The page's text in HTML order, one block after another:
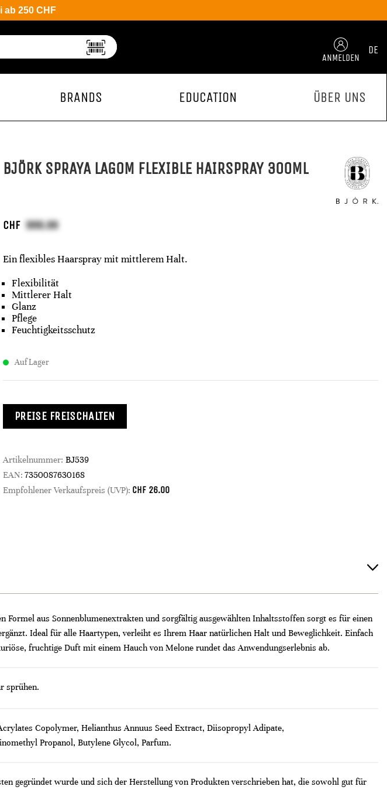
ab 250 CHF
ANMELDEN
DE
BRANDS EDUCATION ÜBER UNS
BJÖRK SPRAYA LAGOM FLEXIBLE HAIRSPRAY 300ML
CHF
Ein flexibles Haarspray mit mittlerem Halt.
Flexibilität
Mittlerer Halt
Glanz
Pflege
Feuchtigkeitsschutz
Auf Lager
PREISE FREISCHALTEN
Artikelnummer: BJ539
EAN: 7350087630168
Empfohlener Verkaufspreis (UVP): CHF 26.00
aus Sonnenblumenextrakten und sorgfältig ausgewählten Inhaltsstoffen sorgt es für einen
Ideal für alle Haartypen, verleiht es Ihrem Haar natürlichen Halt und Beweglichkeit. Einfach
fruchtige Duft mit einem Hauch von Melone rundet das Anwendungserlebnis ab.
sprühen.
Copolymer, Helianthus Annuus Seed Extract, Diisopropyl Adipate,
Propanol, Butylene Glycol, Parfum.
gegründet wurde und sich der Herstellung von Produkten verschrieben hat, die sowohl gut für